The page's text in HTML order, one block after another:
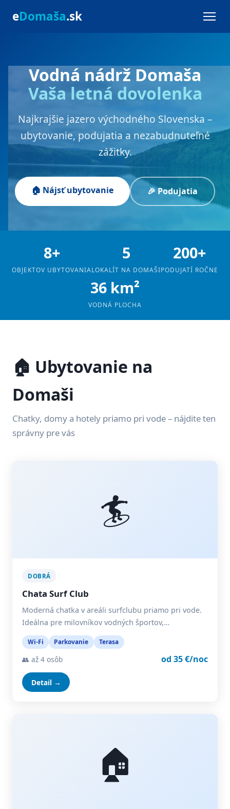
eDomaša.sk
Vodná nádrž Domaša
Vaša letná dovolenka
Najkrajšie jazero východného Slovenska –
ubytovanie, podujatia a nezabudnuteľné
zážitky.
🏠 Nájsť ubytovanie 🎉 Podujatia
8+
OBJEKTOV UBYTOVANIA
5
LOKALÍT NA DOMAŠI
200+
PODUJATÍ ROČNE
36 km²
VODNÁ PLOCHA
🏠 Ubytovanie na
Domaši
Chatky, domy a hotely priamo pri vode – nájdite ten
správny pre vás
🏄
DOBRÁ
Chata Surf Club
Moderná chatka v areáli surfclubu priamo pri vode.
Ideálna pre milovníkov vodných športov,…
Wi-Fi Parkovanie Terasa
👥 až 4 osôb od 35 €/noc
Detail →
🏠